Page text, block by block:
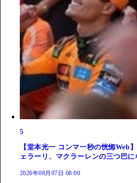
5
【堂本光一 コンマ一秒の恍惚Web
ェラーリ、マクラーレンの三つ巴に
2026年08月07日 08:00